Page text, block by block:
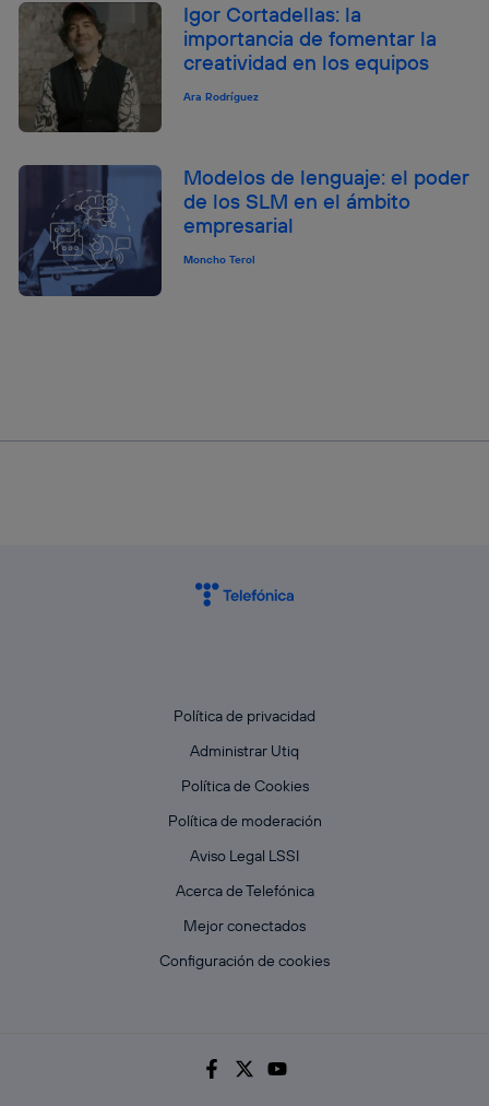
Igor Cortadellas: la
importancia de fomentar la
creatividad en los equipos
Ara Rodríguez
Modelos de lenguaje: el poder
de los SLM en el ámbito
empresarial
Moncho Terol
Política de privacidad
Administrar Utiq
Política de Cookies
Política de moderación
Aviso Legal LSSI
Acerca de Telefónica
Mejor conectados
Configuración de cookies